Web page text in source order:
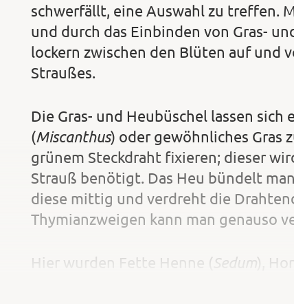
schwerfällt, eine Auswahl zu treffen.
und durch das Einbinden von Gras-
lockern zwischen den Blüten auf und
Straußes.
Die Gras- und Heubüschel lassen
(Miscanthus) oder gewöhnliches Gras
grünem Steckdraht fixieren; dieser
Strauß benötigt. Das Heu bündelt
diese mittig und verdreht die
Thymianzweigen kann man genauso
Hier wurden Fette Henne (Sedum),